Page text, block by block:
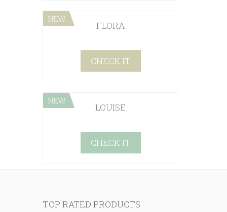
NEW
FLORA
CHECK IT
NEW
LOUISE
CHECK IT
TOP RATED PRODUCTS